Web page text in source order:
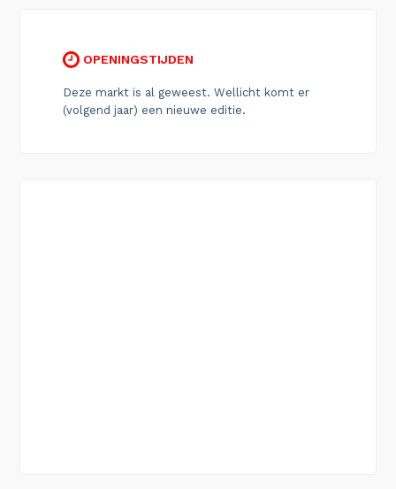
OPENINGSTIJDEN
Deze markt is al geweest. Wellicht komt er
(volgend jaar) een nieuwe editie.